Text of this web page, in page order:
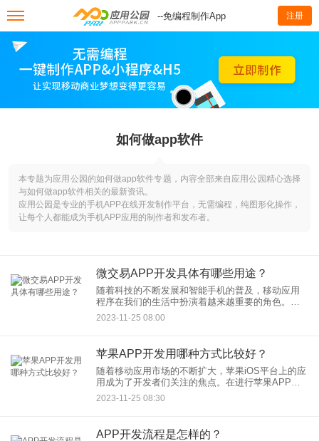
--免编程制作App 注册
如何做app软件
本专题为应用公园的如何做app软件专题，内容全部来自应用公园精心选择
与如何做app软件相关的最新资讯。
应用公园是专业的手机APP在线开发制作平台，无需编程，纯图形化操作，
让每个人都能成为手机APP应用的制作者和发布者。
微交易APP开发具体有哪些用途？
随着科技的不断发展和智能手机的普及，移动应用
程序在我们的生活中扮演着越来越重要的角色。其
中，微交易APP作为一种新型的金融科技应用，为
用户提供了便捷、高效的交易体验。本文将深入探
2023-11-25 08:00
苹果APP开发用哪种方式比较好？
随着移动应用市场的不断扩大，苹果iOS平台上的应
用成为了开发者们关注的焦点。在进行苹果APP开
发时，选择适合的开发方式至关重要，因为不同的
方式具有各自的优势和适用场景。本文将探讨苹果
2023-11-25 08:30
APP开发流程是怎样的？